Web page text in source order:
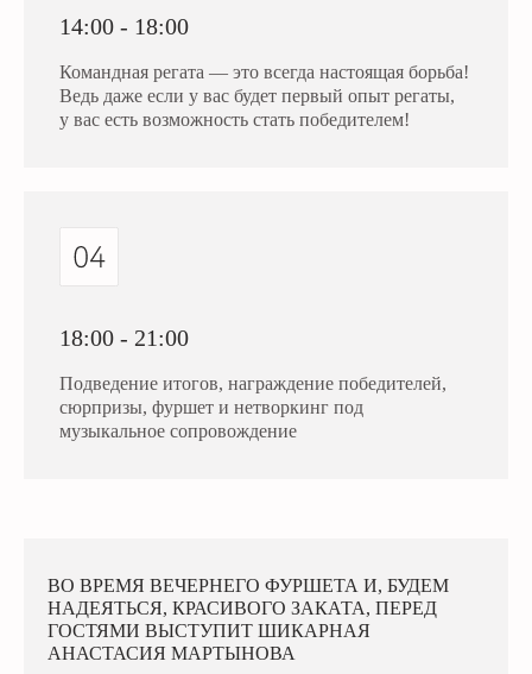
14:00 - 18:00
Командная регата — это всегда настоящая борьба!
Ведь даже если у вас будет первый опыт регаты,
у вас есть возможность стать победителем!
18:00 - 21:00
Подведение итогов, награждение победителей,
сюрпризы, фуршет и нетворкинг под
музыкальное сопровождение
ВО ВРЕМЯ ВЕЧЕРНЕГО ФУРШЕТА И, БУДЕМ
НАДЕЯТЬСЯ, КРАСИВОГО ЗАКАТА, ПЕРЕД
ГОСТЯМИ ВЫСТУПИТ ШИКАРНАЯ
АНАСТАСИЯ МАРТЫНОВА